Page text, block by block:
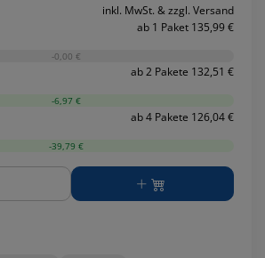
inkl. MwSt. & zzgl. Versand
ab 1 Paket 135,99 €
-0,00 €
ab 2 Pakete 132,51 €
-6,97 €
ab 4 Pakete 126,04 €
-39,79 €